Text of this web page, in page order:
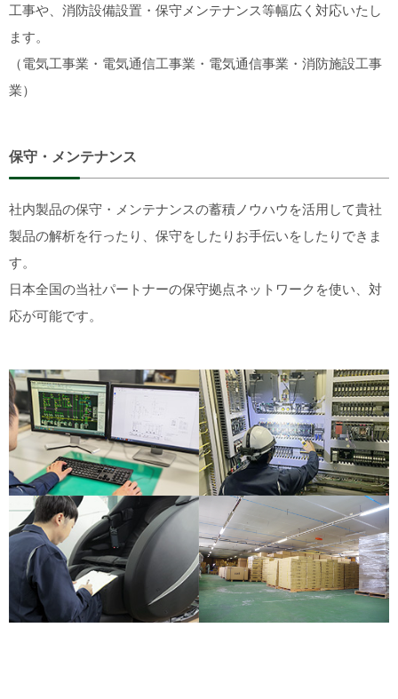
工事や、消防設備設置・保守メンテナンス等幅広く対応いたし
ます。
（電気工事業・電気通信工事業・電気通信事業・消防施設工事
業）
保守・メンテナンス
社内製品の保守・メンテナンスの蓄積ノウハウを活用して貴社
製品の解析を行ったり、保守をしたりお手伝いをしたりできま
す。
日本全国の当社パートナーの保守拠点ネットワークを使い、対
応が可能です。